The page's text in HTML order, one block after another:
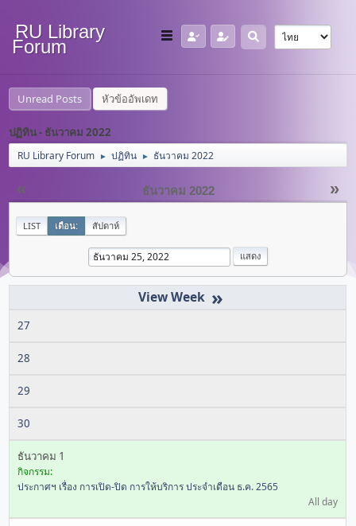
RU Library
Forum
Unread Posts หัวข้ออัพเดท
ปฏิทิน - ธันวาคม 2022
RU Library Forum ► ปฏิทิน ► ธันวาคม 2022
« »
ธันวาคม 2022
LIST เดือน: สัปดาห์
»
27
28
29
30
ธันวาคม 1
กิจกรรม:
ประกาศฯ เรื่อง การเปิด-ปิด การให้บริการ ประจำเดือน ธ.ค. 2565
All day